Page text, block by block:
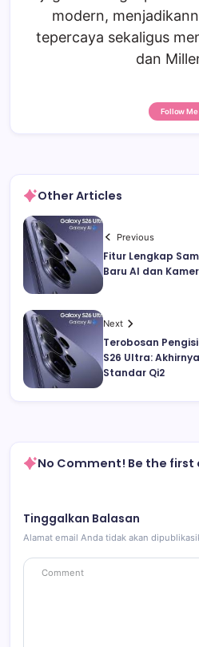
modern,
tepercaya sekaligus
dan
Follow Me
Other Articles
Previous
Fitur Lengkap
Baru AI dan
Next
Terobosan
S26 Ultra:
Standar Qi2
No Comment! Be the first
Tinggalkan Balasan
Alamat email Anda tidak akan